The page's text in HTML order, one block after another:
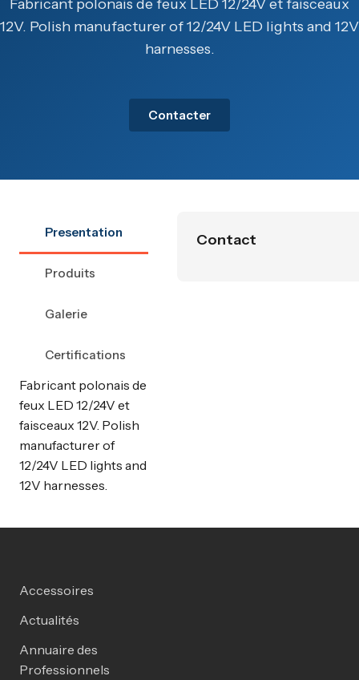
Fabricant polonais de feux LED 12/24V et faisceaux
12V. Polish manufacturer of 12/24V LED lights and 12V
harnesses.
Contacter
Presentation
Produits
Galerie
Certifications
Fabricant polonais de
feux LED 12/24V et
faisceaux 12V. Polish
manufacturer of
12/24V LED lights and
12V harnesses.
Contact
Accessoires
Actualités
Annuaire des
Professionnels